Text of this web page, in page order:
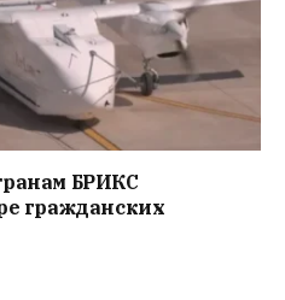
БРИКС
гражданских